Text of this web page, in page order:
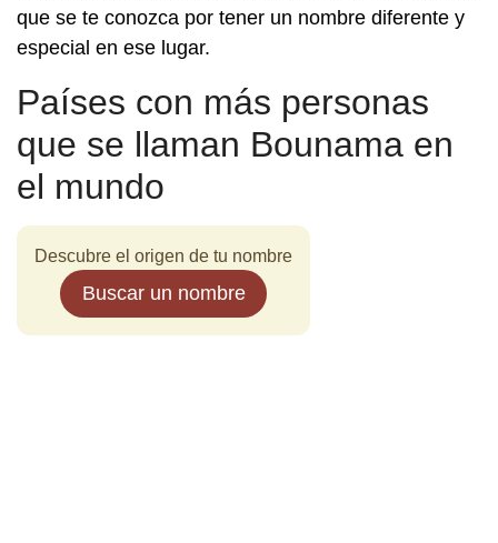
que se te conozca por tener un nombre diferente y
especial en ese lugar.
Países con más personas
que se llaman Bounama en
el mundo
Descubre el origen de tu nombre
Buscar un nombre